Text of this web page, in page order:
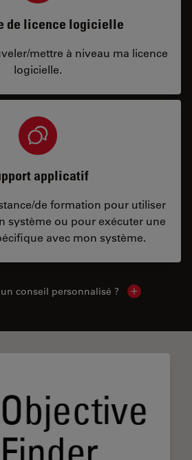
de licence logicielle
mettre à niveau ma licence
logicielle.
applicatif
de formation pour utiliser
système ou pour exécuter une
avec mon système.
conseil personnalisé ? Show local